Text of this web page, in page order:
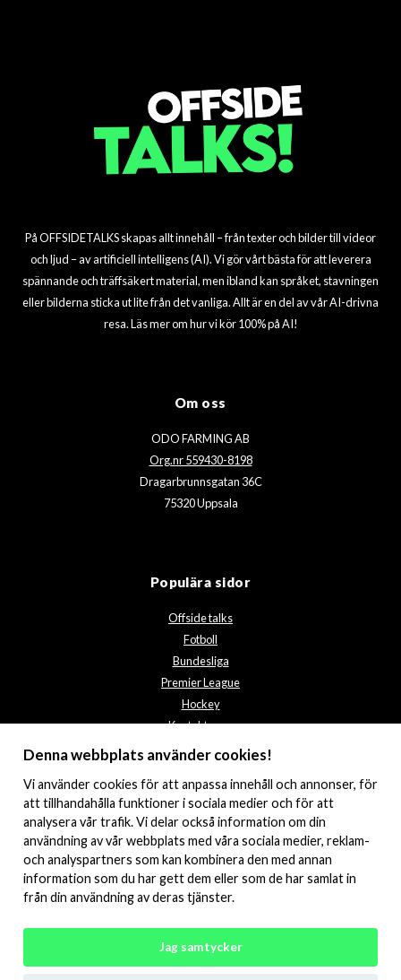
På OFFSIDETALKS skapas allt innehåll – från texter och bilder till videor
och ljud – av artificiell intelligens (AI). Vi gör vårt bästa för att leverera
spännande och träffsäkert material, men ibland kan språket, stavningen
eller bilderna sticka ut lite från det vanliga. Allt är en del av vår AI-drivna
resa. Läs mer om hur vi kör 100% på AI!
Om oss
ODO FARMING AB
Org.nr 559430-8198
Dragarbrunnsgatan 36C
75320 Uppsala
Populära sidor
Offside talks
Fotboll
Bundesliga
Premier League
Hockey
Kontakta oss
Integritetspolicy
Denna webbplats använder cookies!
Vi användercookies för att anpassa innehåll och annonser, för
att tillhandahålla funktioner i sociala medier och för att
analysera vår trafik. Vi delar också information om din
användning av vår webbplats med våra sociala medier, reklam-
och analyspartners som kan kombinera den med annan
information som du har gett dem eller som de har samlat in
från din användning av deras tjänster.
Jag samtycker